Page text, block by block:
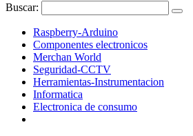
Buscar:
Raspberry-Arduino
Componentes electronicos
Merchan World
Seguridad-CCTV
Herramientas-Instrumentacion
Informatica
Electronica de consumo